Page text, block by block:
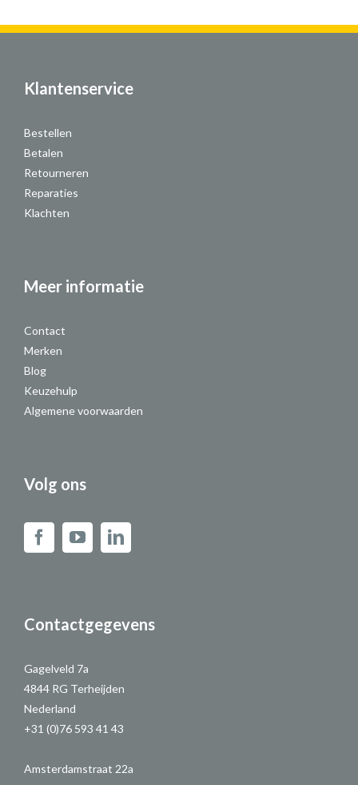
Klantenservice
Bestellen
Betalen
Retourneren
Reparaties
Klachten
Meer informatie
Contact
Merken
Blog
Keuzehulp
Algemene voorwaarden
Volg ons
Contactgegevens
Gagelveld 7a
4844 RG Terheijden
Nederland
+31 (0)76 593 41 43
Amsterdamstraat 22a